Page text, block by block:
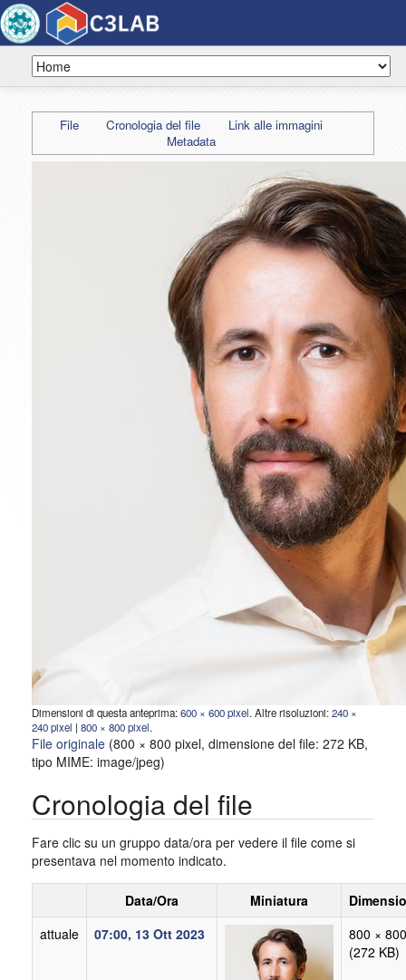
File Cronologia del file
Link alle immagini
Metadata
Dimensioni di questa anteprima:600 × 600 pixel. Altre risoluzioni:240 ×
240 pixel | 800 × 800 pixel.
File originale (800 × 800 pixel, dimensione del file: 272 KB,
tipo MIME: image/jpeg)
Cronologia del file
Fare clic su un gruppo data/ora per vedere il file come si
presentava nel momento indicato.
Data/Ora Miniatura
attuale
07:00, 13 Ott 2023
800 × 800
(272 KB)